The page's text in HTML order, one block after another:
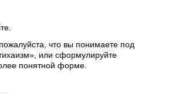
что вы понимаете под
или сформулируйте
понятной форме.